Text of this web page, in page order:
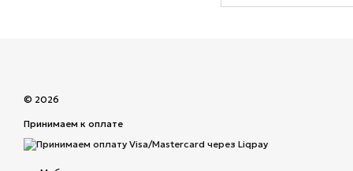
© 2026
Принимаем к оплате